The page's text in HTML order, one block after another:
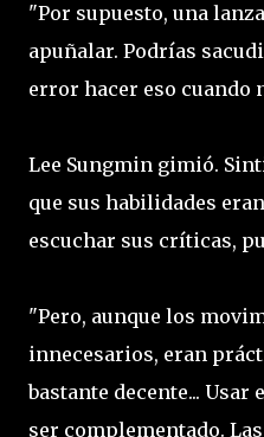
"Por supuesto, una
apuñalar. Podrías
error hacer eso cuando
Lee Sungmin gimió.
que sus habilidades
escuchar sus críticas,
"Pero, aunque los
innecesarios, eran
bastante decente... Usar
ser complementado.